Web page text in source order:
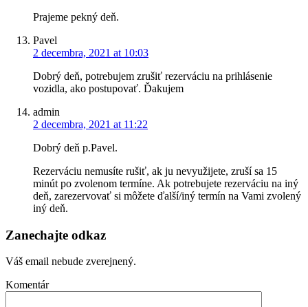
Prajeme pekný deň.
Pavel
2 decembra, 2021 at 10:03
Dobrý deň, potrebujem zrušiť rezerváciu na prihlásenie
vozidla, ako postupovať. Ďakujem
admin
2 decembra, 2021 at 11:22
Dobrý deň p.Pavel.
Rezerváciu nemusíte rušiť, ak ju nevyužijete, zruší sa 15
minút po zvolenom termíne. Ak potrebujete rezerváciu na iný
deň, zarezervovať si môžete ďalší/iný termín na Vami zvolený
iný deň.
Zanechajte odkaz
Váš email nebude zverejnený.
Komentár